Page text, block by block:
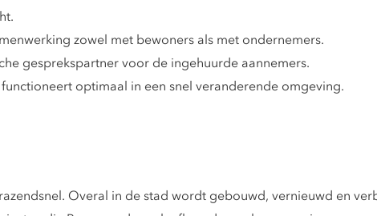
zowel met bewoners als met ondernemers.
gesprekspartner voor de ingehuurde aannemers.
optimaal in een snel veranderende omgeving.
Overal in de stad wordt gebouwd, vernieuwd en